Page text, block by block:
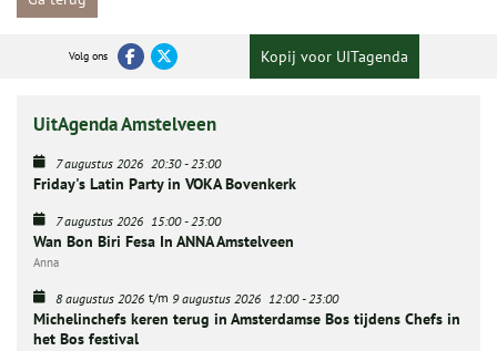
Volg ons Kopij voor UITagenda
UitAgenda Amstelveen
7 augustus 2026 20:30-23:00
Friday's Latin Party in VOKA Bovenkerk
7 augustus 2026 15:00-23:00
Wan Bon Biri Fesa In ANNA Amstelveen
Anna
8 augustus 2026 t/m 9 augustus 2026 12:00-23:00
Michelinchefs keren terug in Amsterdamse Bos tijdens Chefs in
het Bos festival